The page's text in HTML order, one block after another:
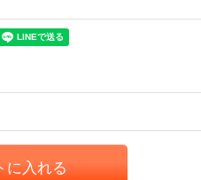
に入れる